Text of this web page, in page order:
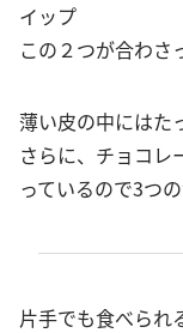
イップ
この２つが合わさ
薄い皮の中にはた
さらに、チョコレ
っているので3つ
片手でも食べられ